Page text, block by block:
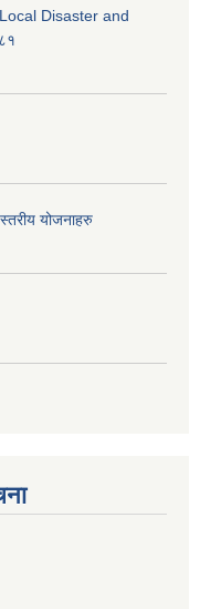
Local Disaster and
योजनाहरु